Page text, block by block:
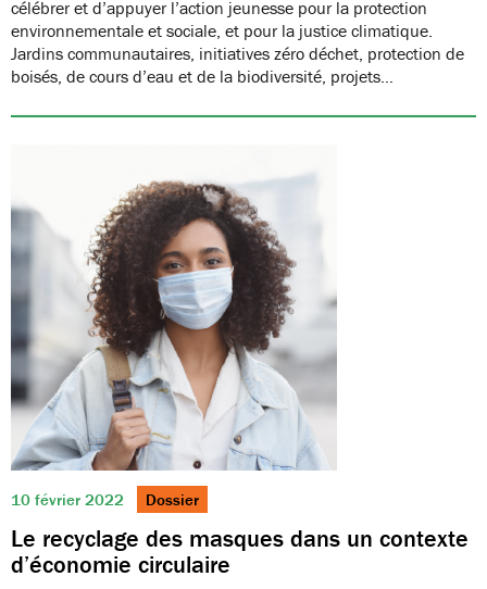
célébrer et d’appuyer l’action jeunesse pour la protection
environnementale et sociale, et pour la justice climatique.
Jardins communautaires, initiatives zéro déchet, protection de
boisés, de cours d’eau et de la biodiversité, projets…
10 février 2022 Dossier
Le recyclage des masques dans un contexte
d’économie circulaire